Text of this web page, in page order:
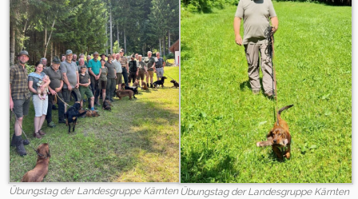
Übungstag der Landesgruppe Kärnten Übungstag der Landesgruppe Kärnten